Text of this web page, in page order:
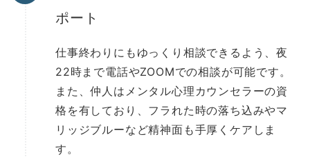
ポート
仕事終わりにもゆっくり相談できるよう、夜
22時まで電話やZOOMでの相談が可能です。
また、仲人はメンタル心理カウンセラーの資
格を有しており、フラれた時の落ち込みやマ
リッジブルーなど精神面も手厚くケアしま
す。